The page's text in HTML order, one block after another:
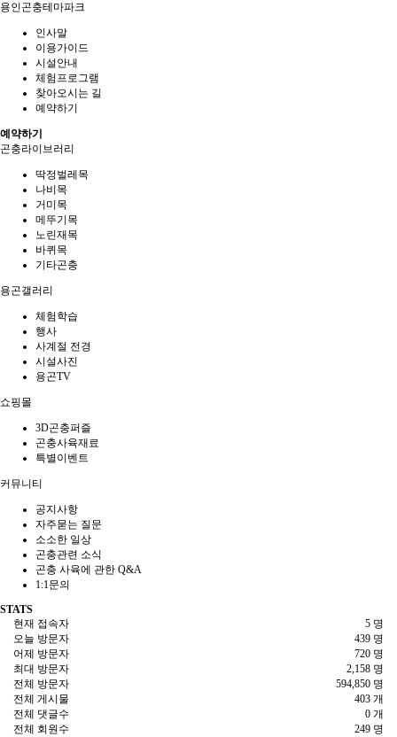
용인곤충테마파크
인사말
이용가이드
시설안내
체험프로그램
찾아오시는 길
예약하기
예약하기
곤충라이브러리
딱정벌레목
나비목
거미목
메뚜기목
노린재목
바퀴목
기타곤충
용곤갤러리
체험학습
행사
사계절 전경
시설사진
용곤TV
쇼핑몰
3D곤충퍼즐
곤충사육재료
특별이벤트
커뮤니티
공지사항
자주묻는 질문
소소한 일상
곤충관련 소식
곤충 사육에 관한 Q&A
1:1문의
STATS
5 명
현재 접속자
439 명
오늘 방문자
720 명
어제 방문자
2,158 명
최대 방문자
594,850 명
전체 방문자
403 개
전체 게시물
0 개
전체 댓글수
249 명
전체 회원수